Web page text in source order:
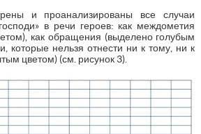
и проанализированы все случаи
в речи героев: как междометия
как обращения (выделено голубым
которые нельзя отнести ни к тому, ни к
цветом) (см. рисунок 3).